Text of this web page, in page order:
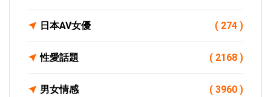
日本AV女優 ( 274 )
性愛話題 ( 2168 )
男女情感 ( 3960 )